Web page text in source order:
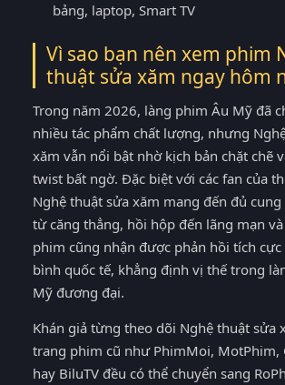
bảng, laptop, Smart TV
Vì sao bạn nên xem phim
thuật sửa xăm ngay hôm
Trong năm 2026, làng phim Âu Mỹ đã
nhiều tác phẩm chất lượng, nhưng
xăm vẫn nổi bật nhờ kịch bản chặt chẽ
twist bất ngờ. Đặc biệt với các fan của
Nghệ thuật sửa xăm mang đến đủ cung
từ căng thẳng, hồi hộp đến lãng mạn
phim cũng nhận được phản hồi tích
bình quốc tế, khẳng định vị thế trong
Mỹ đương đại.
Khán giả từng theo dõi Nghệ thuật sửa
trang phim cũ như PhimMoi, MotPhim,
hay BiluTV đều có thể chuyển sang